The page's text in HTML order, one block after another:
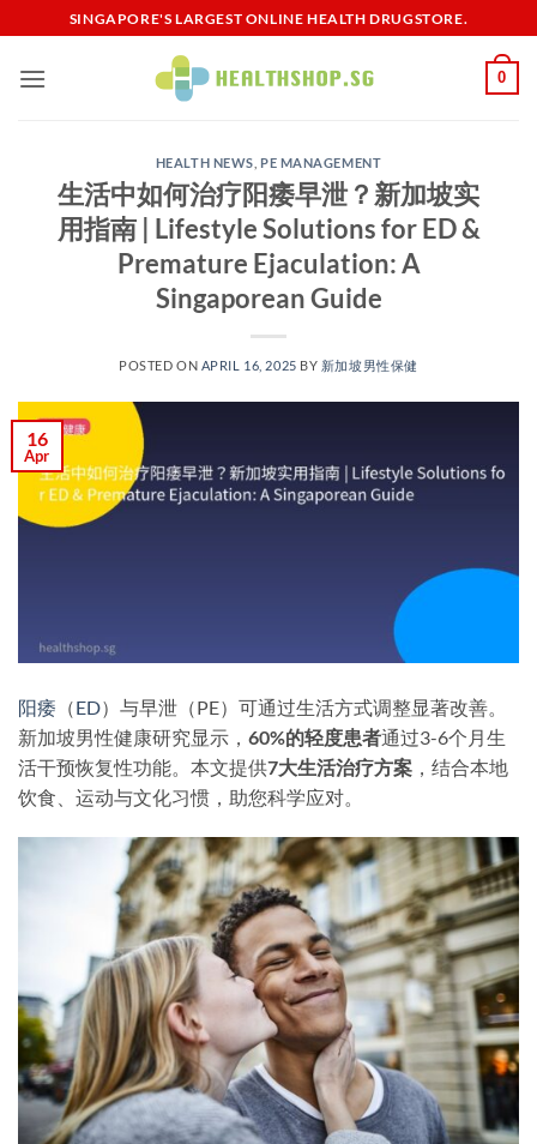
to
content
SINGAPORE'S LARGEST ONLINE HEALTH DRUGSTORE.
0
HEALTH NEWS PE MANAGEMENT
生活中如何治疗阳痿早泄？新加坡实
用指南 | Lifestyle Solutions for ED &
Premature Ejaculation: A
Singaporean Guide
POSTED ON APRIL 16, 2025 BY 新加坡男性保健​
16
Apr
阳痿 （ED）与早泄（PE）可通过生活方式调整显著改善。
新加坡男性健康研究显示， 60%的轻度患者通过3-6个月生
活干预恢复性功能。本文提供7大生活治疗方案 ，结合本地
饮食、运动与文化习惯，助您科学应对。